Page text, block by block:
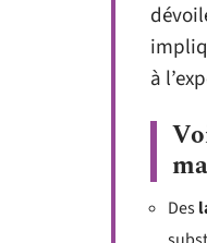
à
Des